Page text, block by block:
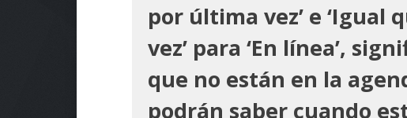
por última vez’ e ‘Igual
vez’ para ‘En línea’,
que no están en la
podrán saber cuando